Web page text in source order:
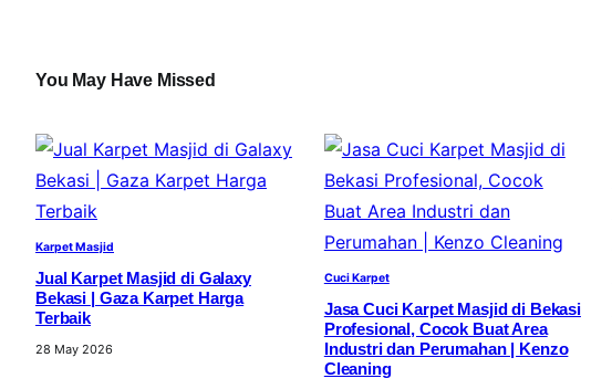
You May Have Missed
Karpet Masjid
Jual Karpet Masjid di Galaxy
Bekasi | Gaza Karpet Harga
Terbaik
28 May 2026
Cuci Karpet
Jasa Cuci Karpet Masjid di Bekasi
Profesional, Cocok Buat Area
Industri dan Perumahan | Kenzo
Cleaning